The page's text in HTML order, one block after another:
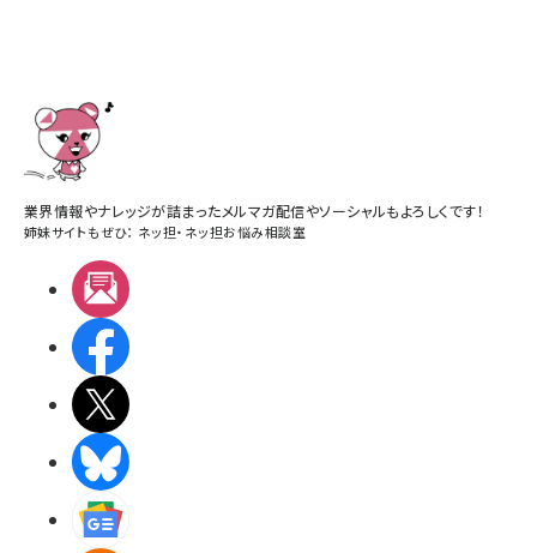
業界情報やナレッジが詰まったメルマガ配信やソーシャルもよろしくです！
姉妹サイトもぜひ： ネッ担・ ネッ担お悩み相談室